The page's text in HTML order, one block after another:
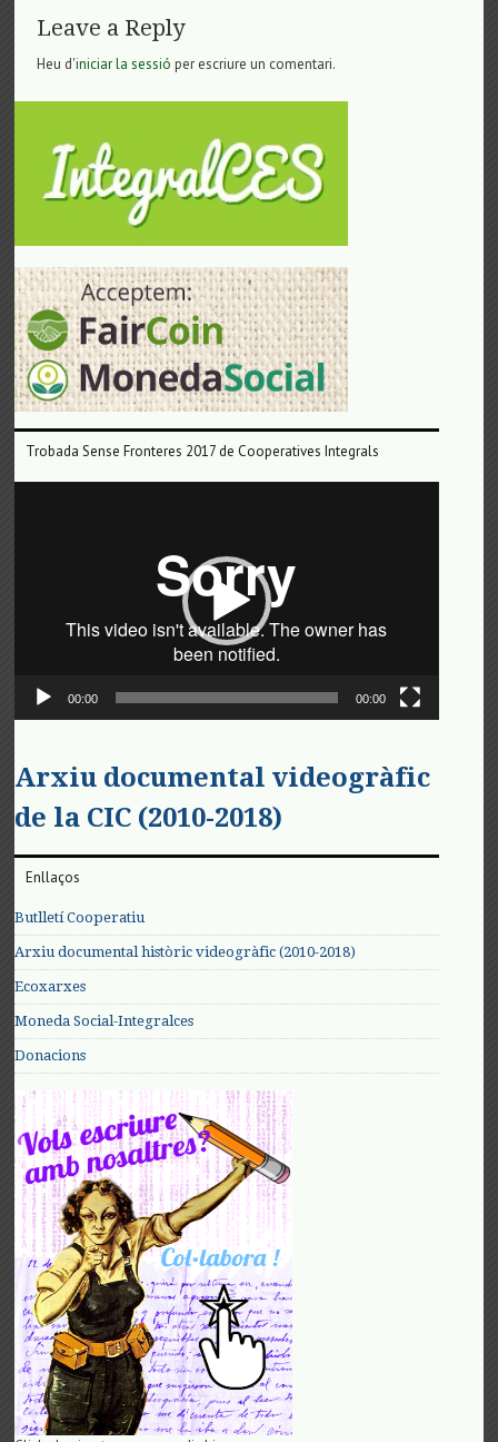
Leave a Reply
Heu d'iniciar la sessió per escriure un comentari.
Trobada Sense Fronteres 2017 de Cooperatives Integrals
00:00 00:00
Arxiu documental videogràfic
de la CIC (2010-2018)
Enllaços
Butlletí Cooperatiu
Arxiu documental històric videogràfic (2010-2018)
Ecoxarxes
Moneda Social-Integralces
Donacions